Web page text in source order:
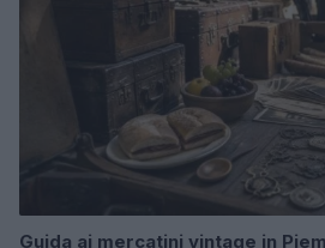
Guida ai mercatini vintage in